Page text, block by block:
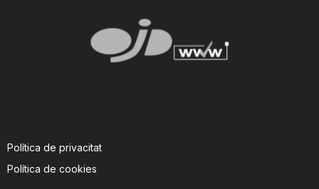
Política de privacitat
Política de cookies